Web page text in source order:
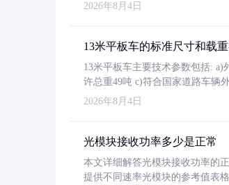
2026年8月4日
13米平板车的标准尺寸和载
13米平板车主要技术参数包括: a)
许总重49吨 c)符合国家道路车辆
2026年8月4日
光模块接收功率多少是正常
本文详细解答光模块接收功率的
提供不同速率光模块的参考值表